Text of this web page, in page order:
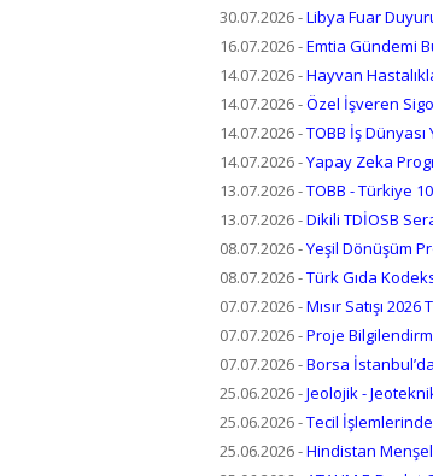
30.07.2026-Libya Fuar
16.07.2026-Emtia Gündemi
14.07.2026-Hayvan
14.07.2026-Özel İşveren
14.07.2026-TOBB İş
14.07.2026-Yapay Zeka
13.07.2026-TOBB - Türkiye
13.07.2026-Dikili TDİOSB
08.07.2026-Yeşil Dönüşüm
08.07.2026-Türk Gıda
07.07.2026-Mısır Satışı
07.07.2026-Proje
07.07.2026-Borsa
25.06.2026-Jeolojik -
25.06.2026-Tecil
25.06.2026-Hindistan